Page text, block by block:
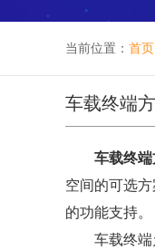
当前位置： 首页
车载终端
车载终
空间的可选
的功能支持。
车载终端允